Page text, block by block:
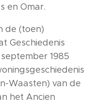
en Omar.
de (toen)
Geschiedenis
1985
Waasten) van de
het Ancien